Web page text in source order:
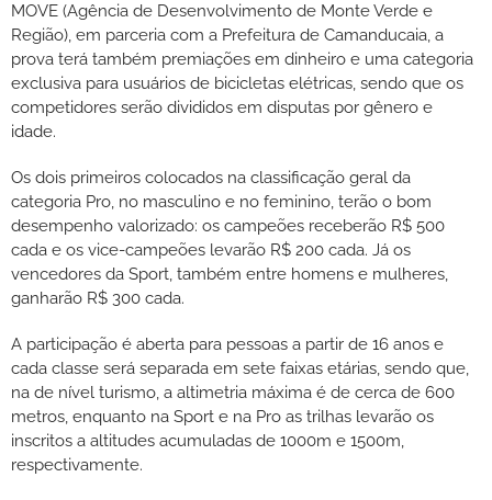
MOVE (Agência de Desenvolvimento de Monte Verde e
Região), em parceria com a Prefeitura de Camanducaia, a
prova terá também premiações em dinheiro e uma categoria
exclusiva para usuários de bicicletas elétricas, sendo que os
competidores serão divididos em disputas por gênero e
idade.
Os dois primeiros colocados na classificação geral da
categoria Pro, no masculino e no feminino, terão o bom
desempenho valorizado: os campeões receberão R$ 500
cada e os vice-campeões levarão R$ 200 cada. Já os
vencedores da Sport, também entre homens e mulheres,
ganharão R$ 300 cada.
A participação é aberta para pessoas a partir de 16 anos e
cada classe será separada em sete faixas etárias, sendo que,
na de nível turismo, a altimetria máxima é de cerca de 600
metros, enquanto na Sport e na Pro as trilhas levarão os
inscritos a altitudes acumuladas de 1000m e 1500m,
respectivamente.